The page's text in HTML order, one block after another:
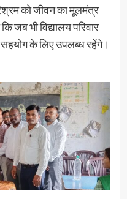
को जीवन का मूलमंत्र
जब भी विद्यालय परिवार
के लिए उपलब्ध रहेंगे।